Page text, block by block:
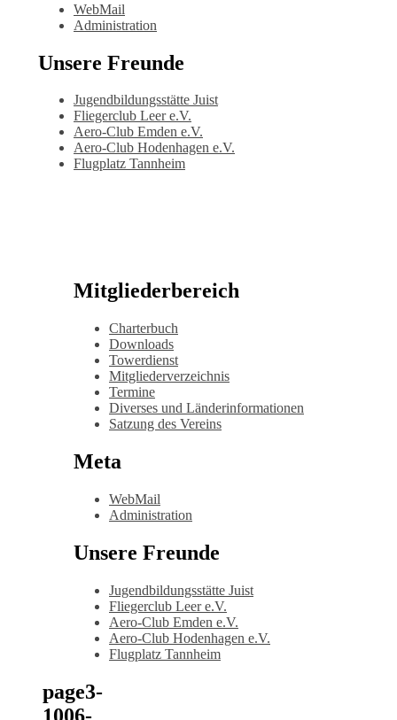
WebMail
Administration
Unsere Freunde
Jugendbildungsstätte Juist
Fliegerclub Leer e.V.
Aero-Club Emden e.V.
Aero-Club Hodenhagen e.V.
Flugplatz Tannheim
Mitgliederbereich
Charterbuch
Downloads
Towerdienst
Mitgliederverzeichnis
Termine
Diverses und Länderinformationen
Satzung des Vereins
Meta
WebMail
Administration
Unsere Freunde
Jugendbildungsstätte Juist
Fliegerclub Leer e.V.
Aero-Club Emden e.V.
Aero-Club Hodenhagen e.V.
Flugplatz Tannheim
page3-
1006-